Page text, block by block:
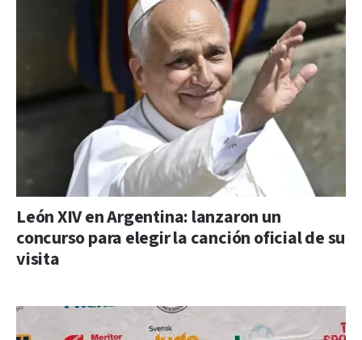
León XIV en Argentina: lanzaron un
concurso para elegir la canción oficial de su
visita